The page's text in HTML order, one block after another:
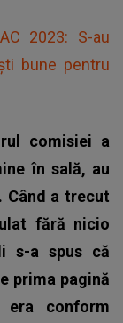
2023: S-au
bune pentru
comisiei a
în sală, au
Când a trecut
fără nicio
s-a spus că
prima pagină
conform